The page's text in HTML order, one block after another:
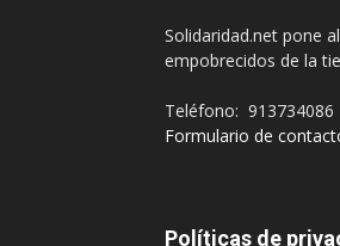
Solidaridad.net pone
empobrecidos de la
Teléfono: 913734086
Formulario de
Políticas de